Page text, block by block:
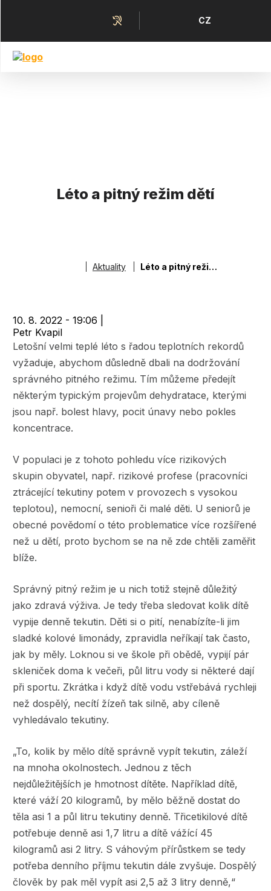
obsahu
menu
Jazyk
CZ
Léto a pitný režim dětí
DrobečkováAktuality Léto a pitný režim dětí
10. 8. 2022 - 19:06
Petr Kvapil
Letošní velmi teplé léto s řadou teplotních rekordů
vyžaduje, abychom důsledně dbali na dodržování
správného pitného režimu. Tím můžeme předejít
některým typickým projevům dehydratace, kterými
jsou např. bolest hlavy, pocit únavy nebo pokles
koncentrace.
V populaci je z tohoto pohledu více rizikových
skupin obyvatel, např. rizikové profese (pracovníci
ztrácející tekutiny potem v provozech s vysokou
teplotou), nemocní, senioři či malé děti. U seniorů je
obecné povědomí o této problematice více rozšířené
než u dětí, proto bychom se na ně zde chtěli zaměřit
blíže.
Správný pitný režim je u nich totiž stejně důležitý
jako zdravá výživa. Je tedy třeba sledovat kolik dítě
vypije denně tekutin. Děti si o pití, nenabízíte-li jim
sladké kolové limonády, zpravidla neříkají tak často,
jak by měly. Loknou si ve škole při obědě, vypijí pár
skleniček doma k večeři, půl litru vody si některé dají
při sportu. Zkrátka i když dítě vodu vstřebává rychleji
než dospělý, necítí žízeň tak silně, aby cíleně
vyhledávalo tekutiny.
„To, kolik by mělo dítě správně vypít tekutin, záleží
na mnoha okolnostech. Jednou z těch
nejdůležitějších je hmotnost dítěte. Například dítě,
které váží 20 kilogramů, by mělo běžně dostat do
těla asi 1 a půl litru tekutiny denně. Třicetikilové dítě
potřebuje denně asi 1,7 litru a dítě vážící 45
kilogramů asi 2 litry. S váhovým přírůstkem se tedy
potřeba denního příjmu tekutin dále zvyšuje. Dospělý
člověk by pak měl vypít asi 2,5 až 3 litry denně,“